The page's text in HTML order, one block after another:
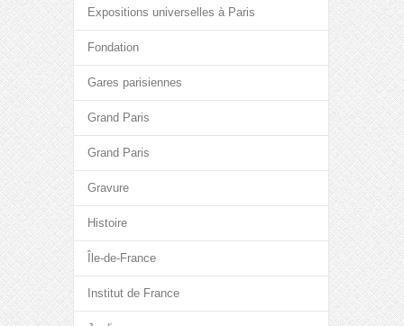
Expositions universelles à Paris
Fondation
Gares parisiennes
Grand Paris
Grand Paris
Gravure
Histoire
Île-de-France
Institut de France